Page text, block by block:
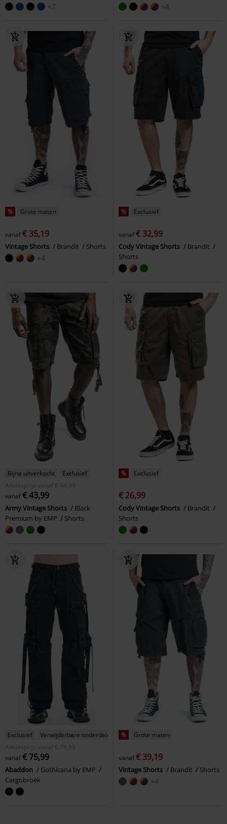
+7 +4
% Grote maten
vanaf€ 35,19
Vintage Shorts Brandit Shorts
+4
% Exclusief
vanaf€ 32,99
Cody Vintage Shorts
Brandit
Shorts
Bijna uitverkocht
Exclusief
Adviesprijs
vanaf € 44,99
vanaf€ 43,99
Army Vintage Shorts
Black
Premium by EMP
Shorts
% Exclusief
€ 26,99
Cody Vintage Shorts
Brandit
Shorts
Exclusief
Verwijderbare onderdelen
Adviesprijs
vanaf € 79,99
vanaf€ 75,99
Abaddon
Gothicana by EMP
Cargobroek
% Grote maten
vanaf€ 39,19
Vintage Shorts Brandit Shorts
+4